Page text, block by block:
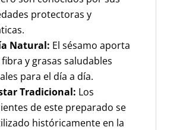
protectoras y
Natural: El sésamo aporta
y grasas saludables
para el día a día.
Tradicional: Los
de este preparado se
históricamente en la